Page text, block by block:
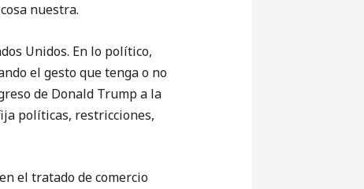
nuestra.
Unidos. En lo político,
el gesto que tenga o no
de Donald Trump a la
políticas, restricciones,
el tratado de comercio